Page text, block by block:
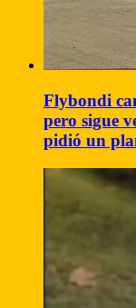
Flybondi
pero sigue
pidió un